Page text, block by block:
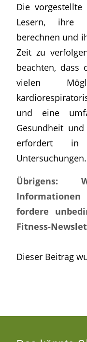
Die
Lesern, ihre
berechnen und
Zeit zu
beachten, dass
vielen
und eine
Gesundheit
erfordert
Untersuchungen.
Übrigens:
fordere
Fitness-
Dieser Beitrag